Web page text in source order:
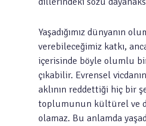
Yaşadığımız dünyanın
verebileceğimiz katkı,
içerisinde böyle olumlu
çıkabilir. Evrensel
aklının reddettiği hiç bir
toplumunun kültürel ve
olamaz. Bu anlamda